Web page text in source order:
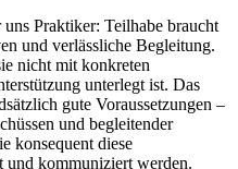
Praktiker: Teilhabe braucht
und verlässliche Begleitung.
nicht mit konkreten
unterlegt ist. Das
gute Voraussetzungen –
und begleitender
konsequent diese
und kommuniziert werden.